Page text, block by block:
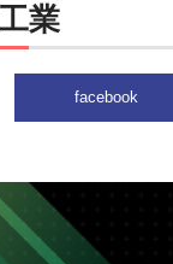
業
facebook